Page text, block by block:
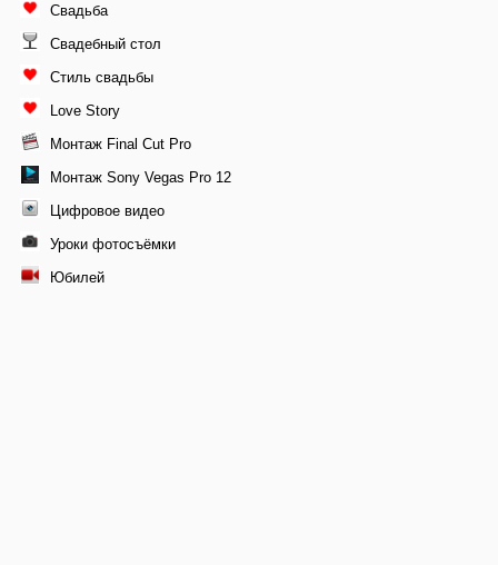
Свадьба
Свадебный стол
Стиль свадьбы
Love Story
Монтаж Final Cut Pro
Монтаж Sony Vegas Pro 12
Цифровое видео
Уроки фотосъёмки
Юбилей